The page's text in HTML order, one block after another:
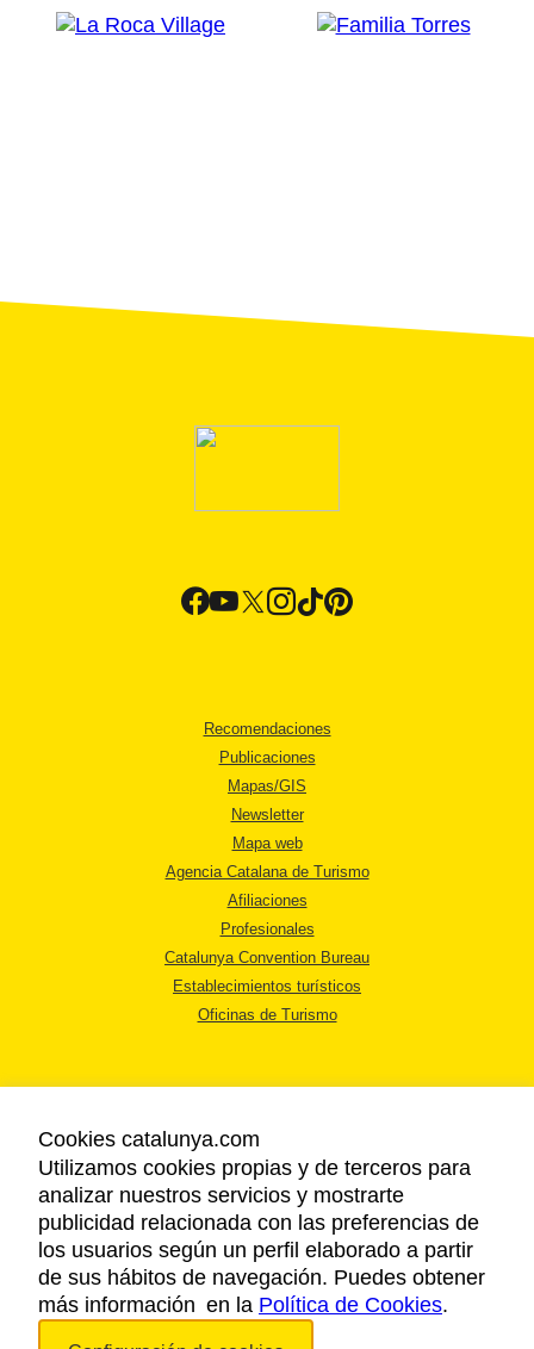
Recomendaciones
Publicaciones
Mapas/GIS
Newsletter
Mapa web
Agencia Catalana de Turismo
Afiliaciones
Profesionales
Catalunya Convention Bureau
Establecimientos turísticos
Oficinas de Turismo
AVISO LEGAL
POLÍTICA DE PRIVACIDAD
COOKIES
ACCESSIBILIDAD
Cookies catalunya.com
Utilizamos cookies propias y de terceros para
analizar nuestros servicios y mostrarte
publicidad relacionada con las preferencias de
los usuarios según un perfil elaborado a partir
de sus hábitos de navegación. Puedes obtener
más información en la Política de Cookies.